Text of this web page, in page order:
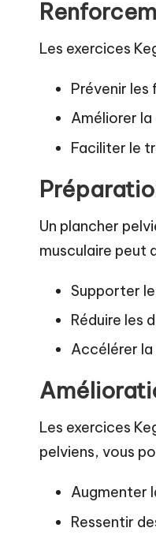
Les exercices
Prévenir les
Améliorer
Faciliter le
Un plancher
musculaire peut
Supporter
Réduire les
Accélérer
Les exercices
pelviens, vous
Augmenter
Ressentir